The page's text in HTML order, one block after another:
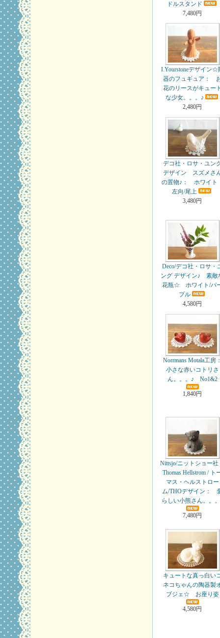
ドルスタンド
7,480円
I.Yourstoneデザイン☆
器のフュギュア：
花のリースがキュー
な少女。。。♪
2,480円
デコ社・ロサ・ユン
デザイン スズメさ
の置物♪： ホワイト
左向/尾上
3,480円
Deco/デコ社・ロサ・
ング デザイン♪ 素敵
花瓶☆ ホワイト/パ
プル
4,580円
Norrmans Motala工房
小さな赤いコトリさ
ん。。。♪ No1&2
1,840円
Nittsjo/ニットショー社
Thomas Hellstrom / ト
マス・ヘルストロー
ム/THOデザイン：
らしい小熊さん。。
7,480円
キュートな真っ白い
ネコちゃんの陶器製
ブジェ☆ お座り姿
4,580円